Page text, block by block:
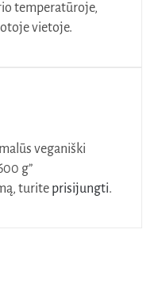
temperatūroje,
vietoje.
veganiški
g”
turite prisijungti.